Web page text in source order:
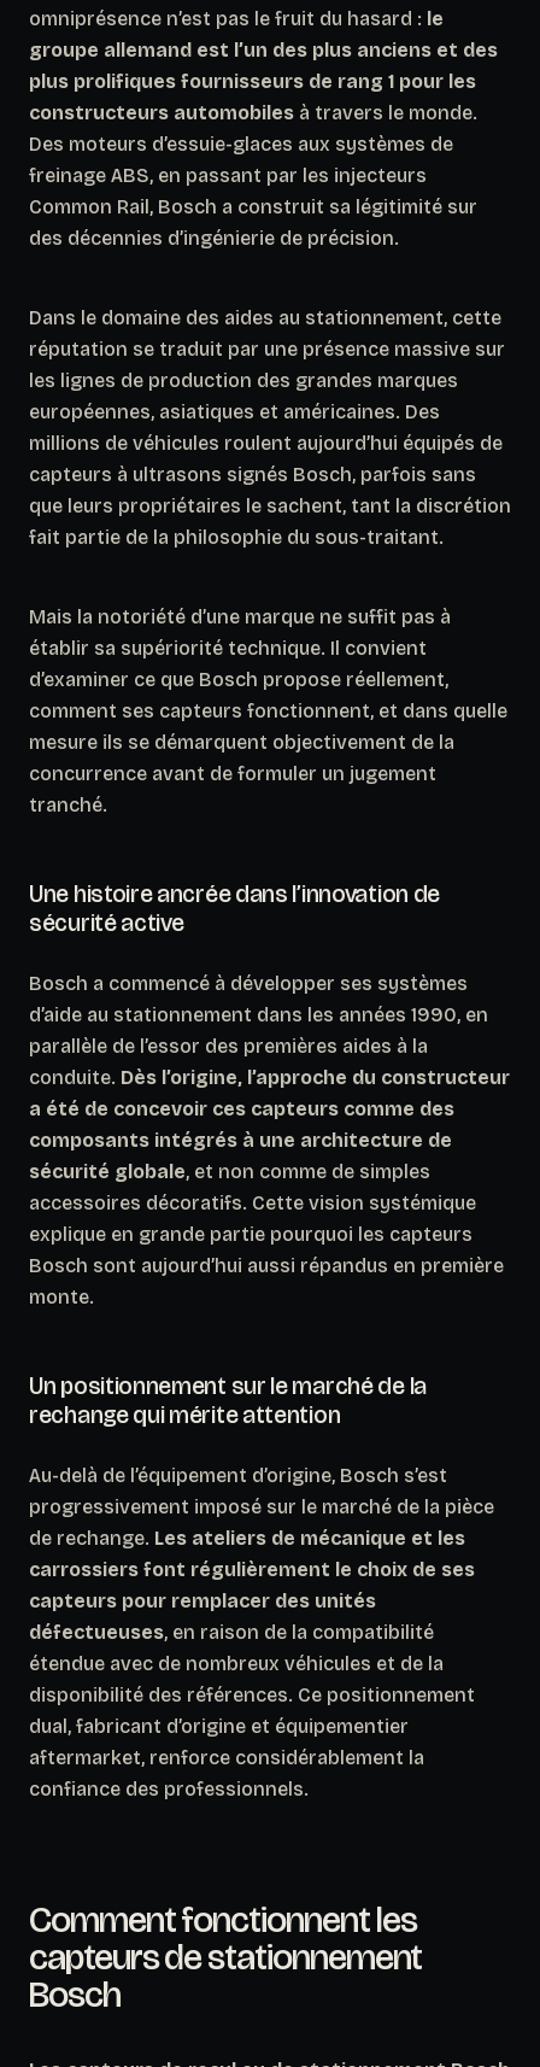
omniprésence n’est pas le fruit du hasard : le
groupe allemand est l’un des plus anciens et des
plus prolifiques fournisseurs de rang 1 pour les
constructeurs automobiles à travers le monde.
Des moteurs d’essuie-glaces aux systèmes de
freinage ABS, en passant par les injecteurs
Common Rail, Bosch a construit sa légitimité sur
des décennies d’ingénierie de précision.
Dans le domaine des aides au stationnement, cette
réputation se traduit par une présence massive sur
les lignes de production des grandes marques
européennes, asiatiques et américaines. Des
millions de véhicules roulent aujourd’hui équipés de
capteurs à ultrasons signés Bosch, parfois sans
que leurs propriétaires le sachent, tant la discrétion
fait partie de la philosophie du sous-traitant.
Mais la notoriété d’une marque ne suffit pas à
établir sa supériorité technique. Il convient
d’examiner ce que Bosch propose réellement,
comment ses capteurs fonctionnent, et dans quelle
mesure ils se démarquent objectivement de la
concurrence avant de formuler un jugement
tranché.
Une histoire ancrée dans l’innovation de
sécurité active
Bosch a commencé à développer ses systèmes
d’aide au stationnement dans les années 1990, en
parallèle de l’essor des premières aides à la
conduite. Dès l’origine, l’approche du constructeur
a été de concevoir ces capteurs comme des
composants intégrés à une architecture de
sécurité globale, et non comme de simples
accessoires décoratifs. Cette vision systémique
explique en grande partie pourquoi les capteurs
Bosch sont aujourd’hui aussi répandus en première
monte.
Un positionnement sur le marché de la
rechange qui mérite attention
Au-delà de l’équipement d’origine, Bosch s’est
progressivement imposé sur le marché de la pièce
de rechange. Les ateliers de mécanique et les
carrossiers font régulièrement le choix de ses
capteurs pour remplacer des unités
défectueuses, en raison de la compatibilité
étendue avec de nombreux véhicules et de la
disponibilité des références. Ce positionnement
dual, fabricant d’origine et équipementier
aftermarket, renforce considérablement la
confiance des professionnels.
Comment fonctionnent les
capteurs de stationnement
Bosch